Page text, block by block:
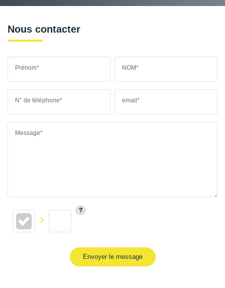
Nous contacter
Prénom* NOM*
N° de téléphone* email*
Message*
Envoyer le message